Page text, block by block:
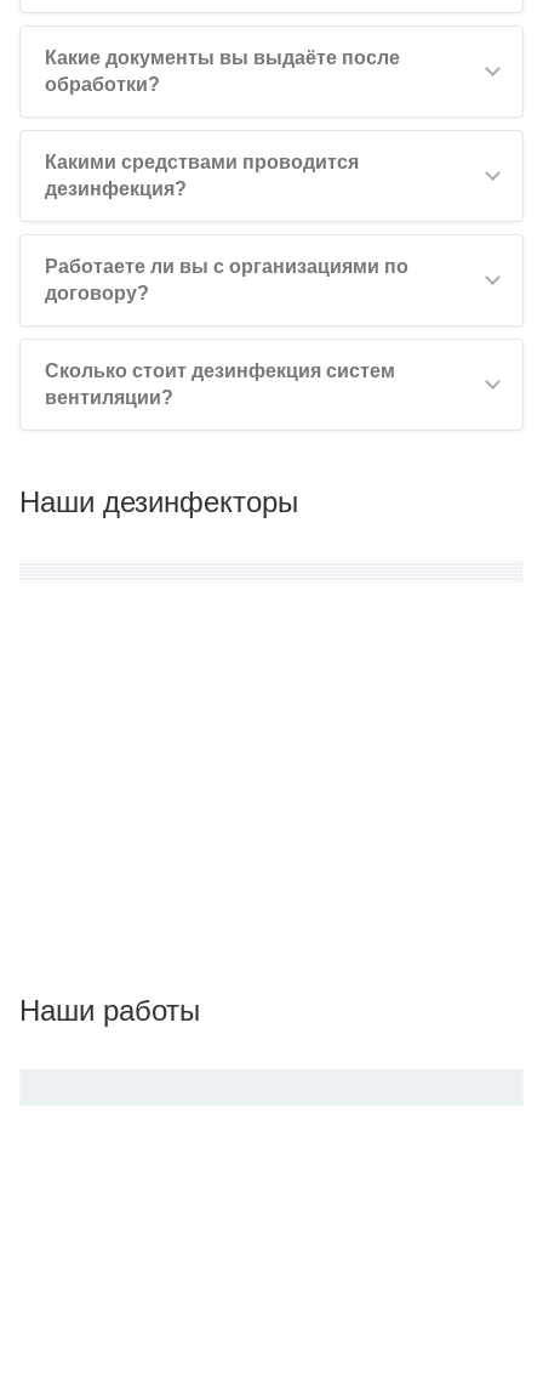
Какие документы вы выдаёте после
обработки?
Какими средствами проводится
дезинфекция?
Работаете ли вы с организациями по
договору?
Сколько стоит дезинфекция систем
вентиляции?
Наши дезинфекторы
Наши работы